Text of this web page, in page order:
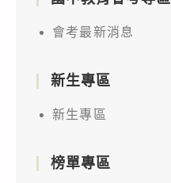
會考最新消息
新生專區
新生專區
榜單專區